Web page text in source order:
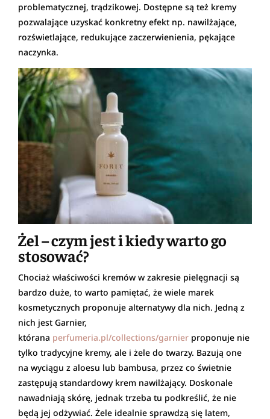
problematycznej, trądzikowej. Dostępne są też kremy
pozwalające uzyskać konkretny efekt np. nawilżające,
rozświetlające, redukujące zaczerwienienia, pękające
naczynka.
Żel – czym jest i kiedy warto go
stosować?
Chociaż właściwości kremów w zakresie pielęgnacji są
bardzo duże, to warto pamiętać, że wiele marek
kosmetycznych proponuje alternatywy dla nich. Jedną z
nich jest Garnier,
którana perfumeria.pl/collections/garnier proponuje nie
tylko tradycyjne kremy, ale i żele do twarzy. Bazują one
na wyciągu z aloesu lub bambusa, przez co świetnie
zastępują standardowy krem nawilżający. Doskonale
nawadniają skórę, jednak trzeba tu podkreślić, że nie
będą jej odżywiać. Żele idealnie sprawdzą się latem,